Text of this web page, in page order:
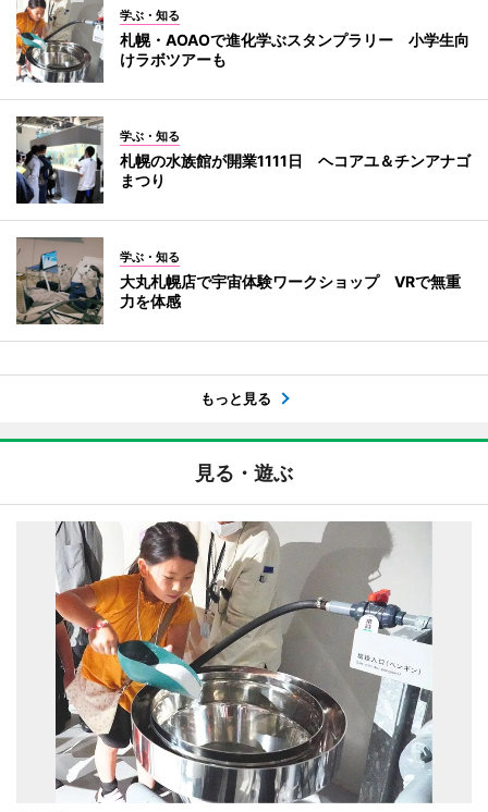
学ぶ・知る
札幌・AOAOで進化学ぶスタンプラリー 小学生向
けラボツアーも
学ぶ・知る
札幌の水族館が開業1111日 ヘコアユ＆チンアナゴ
まつり
学ぶ・知る
大丸札幌店で宇宙体験ワークショップ VRで無重
力を体感
もっと見る
見る・遊ぶ